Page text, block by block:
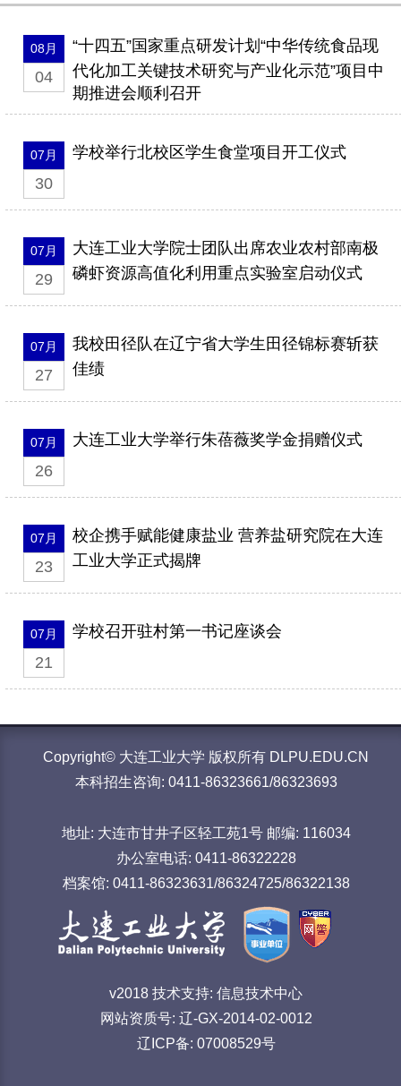
08月
04
“十四五”国家重点研发计划“中华传统食品现
代化加工关键技术研究与产业化示范”项目中
期推进会顺利召开
07月
30
学校举行北校区学生食堂项目开工仪式
07月
29
大连工业大学院士团队出席农业农村部南极
磷虾资源高值化利用重点实验室启动仪式
07月
27
我校田径队在辽宁省大学生田径锦标赛斩获
佳绩
07月
26
大连工业大学举行朱蓓薇奖学金捐赠仪式
07月
23
校企携手赋能健康盐业 营养盐研究院在大连
工业大学正式揭牌
07月
21
学校召开驻村第一书记座谈会
Copyright© 大连工业大学 版权所有 DLPU.EDU.CN
本科招生咨询: 0411-86323661/86323693
地址: 大连市甘井子区轻工苑1号 邮编: 116034
办公室电话: 0411-86322228
档案馆: 0411-86323631/86324725/86322138
v2018 技术支持: 信息技术中心
网站资质号: 辽-GX-2014-02-0012
辽ICP备: 07008529号